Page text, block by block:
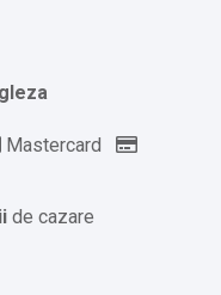
Mastercard
de cazare